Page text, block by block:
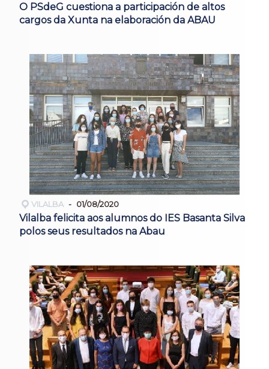
O PSdeG cuestiona a participación de altos
cargos da Xunta na elaboración da ABAU
VILALBA 01/08/2020
Vilalba felicita aos alumnos do IES Basanta Silva
polos seus resultados na Abau